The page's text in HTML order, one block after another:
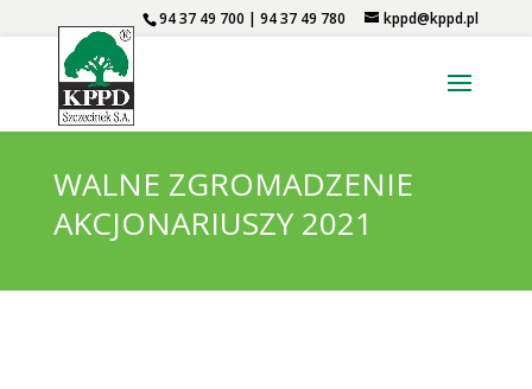
94 37 49 700 | 94 37 49 780 kppd@kppd.pl
WALNE ZGROMADZENIE
AKCJONARIUSZY 2021